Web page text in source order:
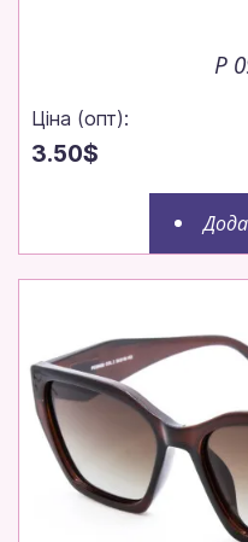
P
Ціна (опт):
3.50$
сьогодні!
Робимо все, щоб
вас максимально
Щотижня — нові